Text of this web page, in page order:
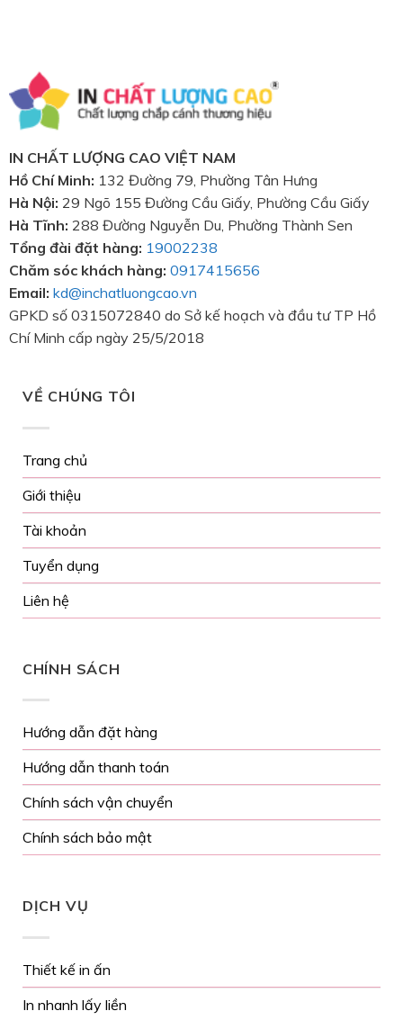
IN CHẤT LƯỢNG CAO VIỆT NAM
Hồ Chí Minh: 132 Đường 79, Phường Tân Hưng
Hà Nội: 29 Ngõ 155 Đường Cầu Giấy, Phường Cầu Giấy
Hà Tĩnh: 288 Đường Nguyễn Du, Phường Thành Sen
Tổng đài đặt hàng: 19002238
Chăm sóc khách hàng: 0917415656
Email: kd@inchatluongcao.vn
GPKD số 0315072840 do Sở kế hoạch và đầu tư TP Hồ
Chí Minh cấp ngày 25/5/2018
VỀ CHÚNG TÔI
Trang chủ
Giới thiệu
Tài khoản
Tuyển dụng
Liên hệ
CHÍNH SÁCH
Hướng dẫn đặt hàng
Hướng dẫn thanh toán
Chính sách vận chuyển
Chính sách bảo mật
DỊCH VỤ
Thiết kế in ấn
In nhanh lấy liền